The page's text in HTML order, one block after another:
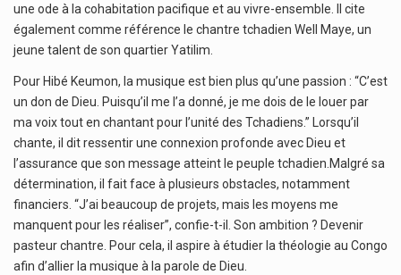
une ode à la cohabitation pacifique et au vivre-ensemble. Il cite
également comme référence le chantre tchadien Well Maye, un
jeune talent de son quartier Yatilim.
Pour Hibé Keumon, la musique est bien plus qu’une passion : “C’est
un don de Dieu. Puisqu’il me l’a donné, je me dois de le louer par
ma voix tout en chantant pour l’unité des Tchadiens.” Lorsqu’il
chante, il dit ressentir une connexion profonde avec Dieu et
l’assurance que son message atteint le peuple tchadien.Malgré sa
détermination, il fait face à plusieurs obstacles, notamment
financiers. “J’ai beaucoup de projets, mais les moyens me
manquent pour les réaliser”, confie-t-il. Son ambition ? Devenir
pasteur chantre. Pour cela, il aspire à étudier la théologie au Congo
afin d’allier la musique à la parole de Dieu.